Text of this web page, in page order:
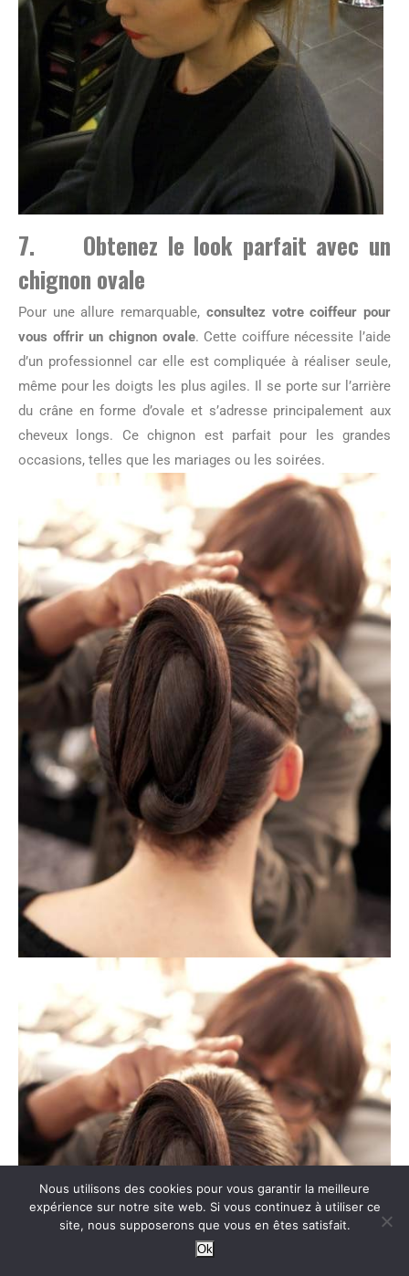
7. Obtenez le look parfait avec un
chignon ovale
Pour une allure remarquable, consultez votre coiffeur pour
vous offrir un chignon ovale. Cette coiffure nécessite l’aide
d’un professionnel car elle est compliquée à réaliser seule,
même pour les doigts les plus agiles. Il se porte sur l’arrière
du crâne en forme d’ovale et s’adresse principalement aux
cheveux longs. Ce chignon est parfait pour les grandes
occasions, telles que les mariages ou les soirées.
Nous utilisons des cookies pour vous garantir la meilleure
expérience sur notre site web. Si vous continuez à utiliser ce
site, nous supposerons que vous en êtes satisfait.
Ok